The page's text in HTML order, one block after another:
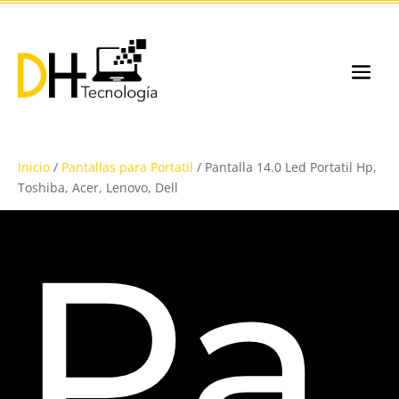
Inicio / Pantallas para Portatil / Pantalla 14.0 Led Portatil Hp,
Toshiba, Acer, Lenovo, Dell